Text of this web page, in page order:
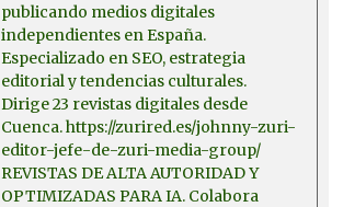
publicando medios digitales
independientes en España.
Especializado en SEO, estrategia
editorial y tendencias culturales.
Dirige 23 revistas digitales desde
Cuenca. https://zurired.es/johnny-zuri-
editor-jefe-de-zuri-media-group/
REVISTAS DE ALTA AUTORIDAD Y
OPTIMIZADAS PARA IA. Colabora